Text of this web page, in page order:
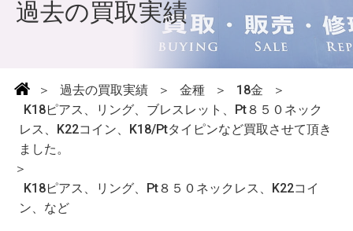
過去の買取実績
＞ 過去の買取実績 ＞ 金種 ＞ 18金
＞
K18ピアス、リング、ブレスレット、Pt８５０ネック
レス、K22コイン、K18/Ptタイピンなど買取させて頂き
ました。
＞
K18ピアス、リング、Pt８５０ネックレス、K22コイ
ン、など